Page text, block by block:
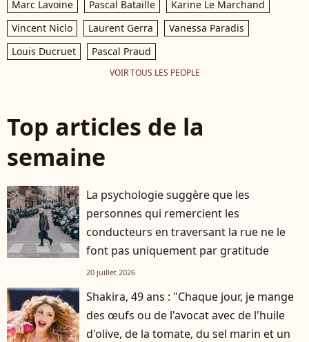
Marc Lavoine Pascal Bataille
Karine Le Marchand
Vincent Niclo
Laurent Gerra
Vanessa Paradis
Louis Ducruet
Pascal Praud
VOIR TOUS LES PEOPLE
Top articles de la
semaine
La psychologie suggère que les
personnes qui remercient les
conducteurs en traversant la rue ne le
font pas uniquement par gratitude
20 juillet 2026
Shakira, 49 ans : "Chaque jour, je mange
des œufs ou de l'avocat avec de l'huile
d'olive, de la tomate, du sel marin et un